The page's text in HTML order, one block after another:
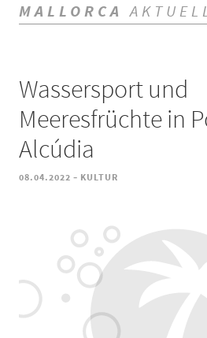
MALLORCA
Wassersport und
Meeresfrüchte in
Alcúdia
08.04.2022 - KULTUR